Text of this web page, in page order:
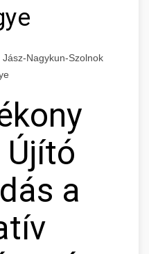
Nagykun-Szolnok
Újító
a